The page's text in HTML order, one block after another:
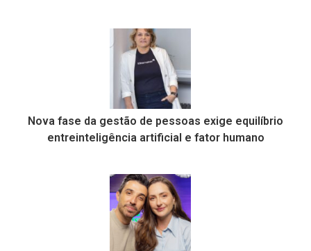
Nova fase da gestão de pessoas exige equilíbrio
entreinteligência artificial e fator humano